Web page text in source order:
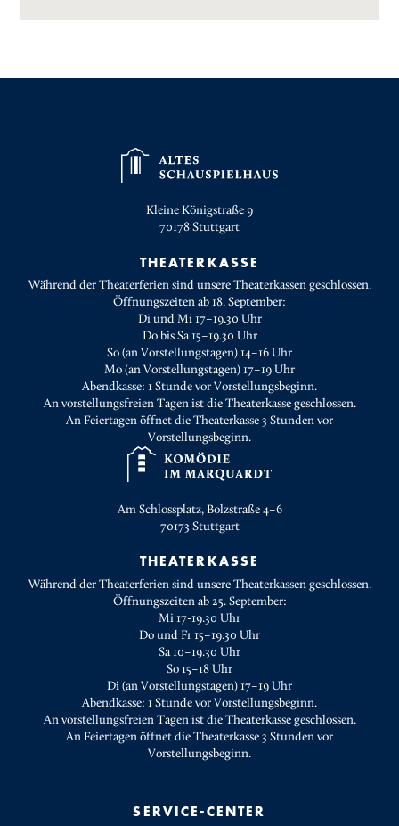
Kleine Königstraße 9
70178Stuttgart
THEATERKASSE
Während der Theaterferien sind unsere Theaterkassen geschlossen.
Öffnungszeiten ab 18. September:
Di und Mi 17–19.30 Uhr
Do bis Sa 15–19.30 Uhr
So (an Vorstellungstagen) 14–16 Uhr
Mo (an Vorstellungstagen) 17–19 Uhr
Abendkasse: 1 Stunde vor Vorstellungsbeginn.
An vorstellungsfreien Tagen ist die Theaterkasse geschlossen.
An Feiertagen öffnet die Theaterkasse 3 Stunden vor
Vorstellungsbeginn.
Am Schlossplatz, Bolzstraße 4–6
70173 Stuttgart
THEATERKASSE
Während der Theaterferien sind unsere Theaterkassen geschlossen.
Öffnungszeiten ab 25. September:
Mi 17-19.30 Uhr
Do und Fr 15–19.30 Uhr
Sa 10–19.30 Uhr
So 15–18 Uhr
Di (an Vorstellungstagen) 17–19 Uhr
Abendkasse: 1 Stunde vor Vorstellungsbeginn.
An vorstellungsfreien Tagen ist die Theaterkasse geschlossen.
An Feiertagen öffnet die Theaterkasse 3 Stunden vor
Vorstellungsbeginn.
SERVICE-CENTER